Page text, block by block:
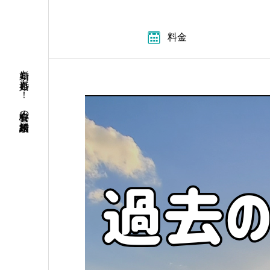
初婚も再婚も！ 安心料金の結婚相談所
料金